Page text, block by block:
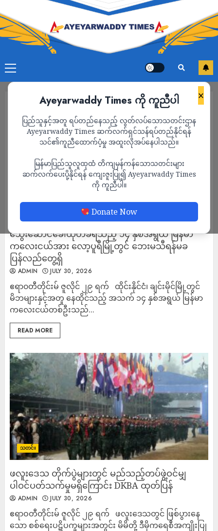
×
Ayeyarwaddy Times ကို ကူညီပါ
ပြည်သူနှင့်အတူ ရပ်တည်နေသည့် လွတ်လပ်သောသတင်းဌာန
Ayeyarwaddy Times ဆက်လက်ရှင်သန်ရပ်တည်နိုင်ရန်
သင်၏ကူညီထောက်ပံ့မှု အထူးလိုအပ်နေပါသည်။
မြန်မာပြည်သူလူထုထံ တိကျမှန်ကန်သောသတင်းများ
ဆက်လက်ပေးပို့နိုင်ရန် ကျေးဇူးပြု၍ Ayeyarwaddy Times
ကို ကူညီပါ။
Donate Now
ချင်းမိုင်တွင် တယ်လီဂရမ်မှ မှတစ်ဆင့် အွန်လိုင်းမှ
သွေးဆောင်ခေါ်ထုတ်ခံရသည့် ၁၄ နှစ်အရွယ် မြန်မာ
ကလေးငယ်အား လော့ပူရီမြို့တွင် ဘေးမသီရန်မခ
ပြန်လည်တွေ့ရှိ
ADMIN JULY 30, 2026
ဧရာ၀တီတိုင်းမ် ဇူလိုင် ၂၉ ရက် ထိုင်းနိုင်ငံ၊ ချင်းမိုင်မြို့တွင်
မိဘများနှင့်အတူ နေထိုင်သည့် အသက် ၁၄ နှစ်အရွယ် မြန်မာ
ကလေးငယ်တစ်ဦးသည်...
READ MORE
သတင်း
ဖလူးဒေသ တိုက်ပွဲများတွင် မည်သည့်တပ်ဖွဲ့ဝင်မျှ
ပါဝင်ပတ်သက်မှုမရှိကြောင်း DKBA ထုတ်ပြန်
ADMIN JULY 30, 2026
ဧရာဝတီတိုင်းမ် ​ဇူလိုင် ၂၉ ရက် ​ဖလူးဒေသတွင် ဖြစ်ပွားနေ
သော စစ်ရေးပဋိပက္ခများအတွင်း မိမိတို့ ဒီမိုကရေစီအကျိုးပြု